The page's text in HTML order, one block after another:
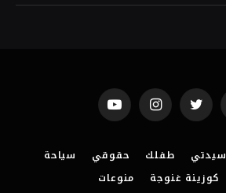
Twitter
Instagram
YouTube
سيدتي طفلك حقوقي
سياحة
كوزينة غنوجة منوعات